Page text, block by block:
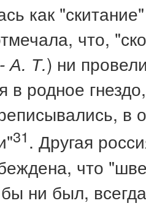
как
что,
- А. Т.) ни
в родное
в
31. Другая
что
ни был,